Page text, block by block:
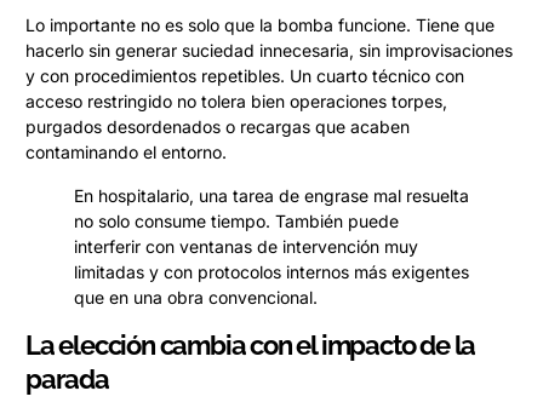
Lo importante no es solo que la bomba funcione. Tiene que
hacerlo sin generar suciedad innecesaria, sin improvisaciones
y con procedimientos repetibles. Un cuarto técnico con
acceso restringido no tolera bien operaciones torpes,
purgados desordenados o recargas que acaben
contaminando el entorno.
En hospitalario, una tarea de engrase mal resuelta
no solo consume tiempo. También puede
interferir con ventanas de intervención muy
limitadas y con protocolos internos más exigentes
que en una obra convencional.
La elección cambia con el impacto de la
parada